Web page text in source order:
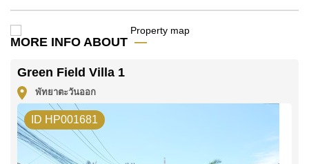
มัดจำ 2 เดือน ก่อนเข้าอยู่อาศัย
คุณ!
ติดต่อ Cornerstone Real Estate โทร +6638411250
หรือ อีเมลinfo@cornerstone.co.th
WhatsApp ของสำนักงาน:
@cornerstonepattaya
MORE INFO ABOUT
Green Field Villa 1
พัทยาตะวันออก
ID HP001681